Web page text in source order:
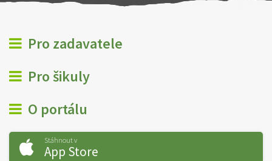
Pro zadavatele
Pro šikuly
O portálu
Stáhnout v
App Store